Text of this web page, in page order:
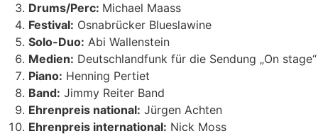
Drums/Perc: Michael Maass
Festival: Osnabrücker Blueslawine
Solo-Duo: Abi Wallenstein
Medien: Deutschlandfunk für die Sendung „On stage“
Piano: Henning Pertiet
Band: Jimmy Reiter Band
Ehrenpreis national: Jürgen Achten
Ehrenpreis international: Nick Moss